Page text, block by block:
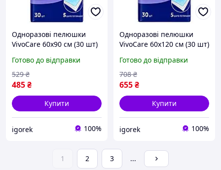
Одноразові пелюшки
VivoCare 60х90 см (30 шт)
Готово до відправки
485₴
529 ₴
Купити
igorek 100%
Одноразові пелюшки
VivoCare 60х120 см (30 шт)
Готово до відправки
655₴
708 ₴
Купити
igorek 100%
1 2 3 ...